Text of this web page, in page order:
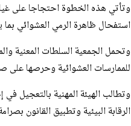
وتأتي هذه الخطوة احتجاجا على
استفحال ظاهرة الرمي العشوائي بما
​وتحمل الجمعية السلطات المعنية
للممارسات العشوائية وحرصها على
وتطالب الهيئة المهنية بالتعجيل
الرقابة البيئية وتطبيق القانون